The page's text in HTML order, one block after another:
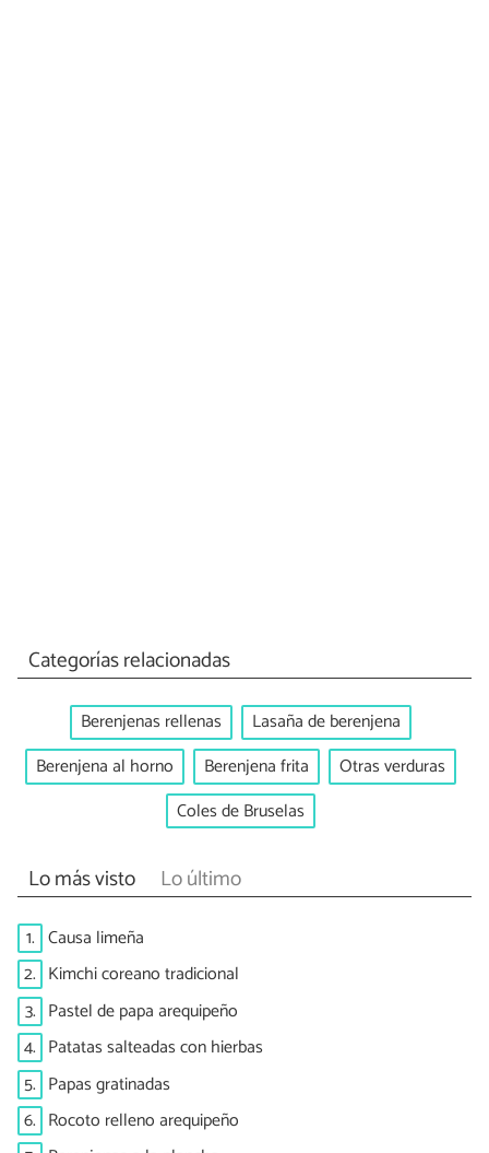
Categorías relacionadas
Berenjenas rellenas
Lasaña de berenjena
Berenjena al horno
Berenjena frita
Otras verduras
Coles de Bruselas
Lo más visto Lo último
1. Causa limeña
2. Kimchi coreano tradicional
3. Pastel de papa arequipeño
4. Patatas salteadas con hierbas
5. Papas gratinadas
6. Rocoto relleno arequipeño